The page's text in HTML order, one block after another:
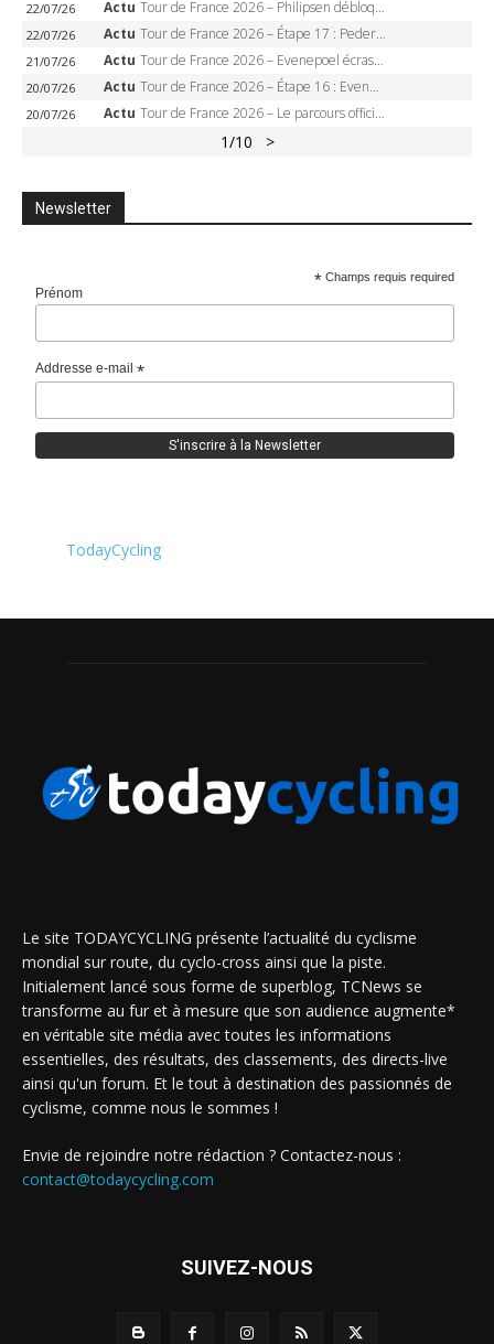
22/07/26 Actu Tour de France 2026 – Philipsen débloque son compteur à Voiron, Pedersen en danger pour le maillot vert
22/07/26 Actu Tour de France 2026 – Étape 17 : Pedersen peut-il verrouiller le maillot vert à Voiron ?
21/07/26 Actu Tour de France 2026 – Evenepoel écrase le chrono d’Évian, Seixas 4e, Lipowitz abandonne
20/07/26 Actu Tour de France 2026 – Étape 16 : Evenepoel, Pogacar, Ganna… qui domptera le chrono d’Évian pour redessiner le podium ?
20/07/26 Actu Tour de France 2026 – Le parcours officiel complet : 21 étapes, profils, carte et dates
1/10 >
Newsletter
* Champs requis required
Prénom
Addresse e-mail*
TodayCycling
Le site TODAYCYCLING présente l’actualité du cyclisme
mondial sur route, du cyclo-cross ainsi que la piste.
Initialement lancé sous forme de superblog, TCNews se
transforme au fur et à mesure que son audience augmente*
en véritable site média avec toutes les informations
essentielles, des résultats, des classements, des directs-live
ainsi qu'un forum. Et le tout à destination des passionnés de
cyclisme, comme nous le sommes !
Envie de rejoindre notre rédaction ? Contactez-nous :
contact@todaycycling.com
SUIVEZ-NOUS